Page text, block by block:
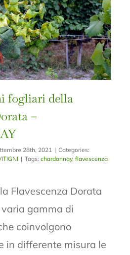
fogliari della
–
28th, 2021 | Categories:
| Tags:chardonnay,flavescenza
Flavescenza Dorata
gamma di
coinvolgono
in differente misura le